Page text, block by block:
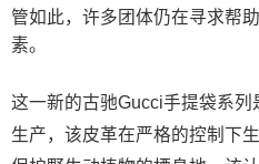
管如此，许多团体仍在寻求帮
素。
这一新的古驰Gucci手提袋系
生产，该皮革在严格的控制下